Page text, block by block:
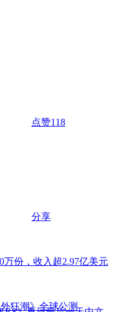
点赞118
分享
万份，收入超2.97亿美元
狂潮》全球公测